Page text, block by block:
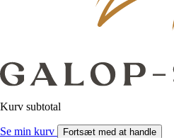
Kurv subtotal
Se min kurv Fortsæt med at handle